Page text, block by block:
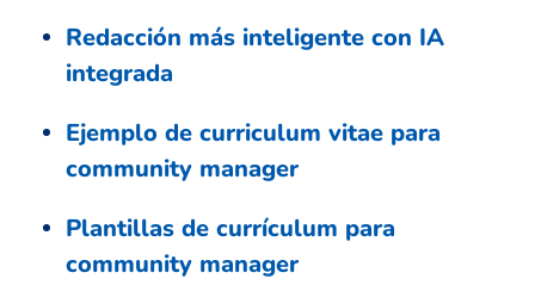
Redacción más inteligente con IA
integrada
Ejemplo de curriculum vitae para
community manager
Plantillas de currículum para
community manager